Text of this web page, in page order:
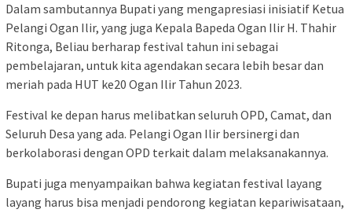
Dalam sambutannya Bupati yang mengapresiasi inisiatif Ketua
Pelangi Ogan Ilir, yang juga Kepala Bapeda Ogan Ilir H. Thahir
Ritonga, Beliau berharap festival tahun ini sebagai
pembelajaran, untuk kita agendakan secara lebih besar dan
meriah pada HUT ke20 Ogan Ilir Tahun 2023.
Festival ke depan harus melibatkan seluruh OPD, Camat, dan
Seluruh Desa yang ada. Pelangi Ogan Ilir bersinergi dan
berkolaborasi dengan OPD terkait dalam melaksanakannya.
Bupati juga menyampaikan bahwa kegiatan festival layang
layang harus bisa menjadi pendorong kegiatan kepariwisataan,